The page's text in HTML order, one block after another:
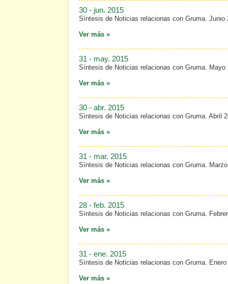
30 - jun. 2015
Síntesis de Noticias relacionas con Gruma. Junio
Ver más »
31 - may. 2015
Síntesis de Noticias relacionas con Gruma. Mayo
Ver más »
30 - abr. 2015
Síntesis de Noticias relacionas con Gruma. Abril
Ver más »
31 - mar. 2015
Síntesis de Noticias relacionas con Gruma.
Ver más »
28 - feb. 2015
Síntesis de Noticias relacionas con Gruma.
Ver más »
31 - ene. 2015
Síntesis de Noticias relacionas con Gruma. Enero
Ver más »